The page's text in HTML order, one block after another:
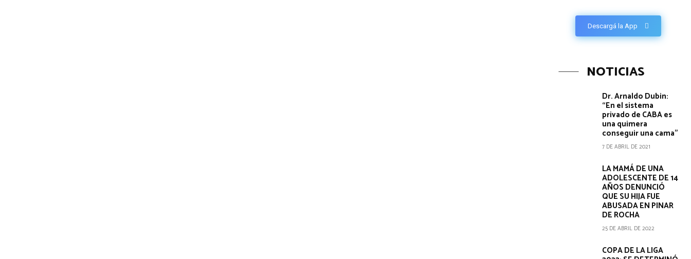
Descargá la App
NOTICIAS
Dr. Arnaldo Dubin:
“En el sistema
privado de CABA es
una quimera
conseguir una cama”
7 DE ABRIL DE 2021
LA MAMÁ DE UNA
ADOLESCENTE DE 14
AÑOS DENUNCIÓ
QUE SU HIJA FUE
ABUSADA EN PINAR
DE ROCHA
25 DE ABRIL DE 2022
COPA DE LA LIGA